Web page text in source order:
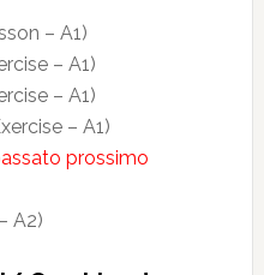
– A1)
– A1)
– A1)
– A1)
prossimo
A2)